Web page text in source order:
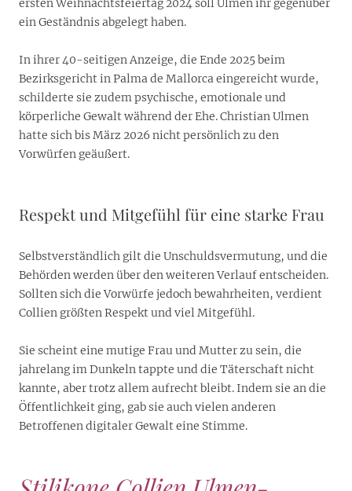
ersten Weihnachtsfeiertag 2024 soll Ulmen ihr gegenüber
ein Geständnis abgelegt haben.
In ihrer 40-seitigen Anzeige, die Ende 2025 beim
Bezirksgericht in Palma de Mallorca eingereicht wurde,
schilderte sie zudem psychische, emotionale und
körperliche Gewalt während der Ehe. Christian Ulmen
hatte sich bis März 2026 nicht persönlich zu den
Vorwürfen geäußert.
Respekt und Mitgefühl für eine starke Frau
Selbstverständlich gilt die Unschuldsvermutung, und die
Behörden werden über den weiteren Verlauf entscheiden.
Sollten sich die Vorwürfe jedoch bewahrheiten, verdient
Collien größten Respekt und viel Mitgefühl.
Sie scheint eine mutige Frau und Mutter zu sein, die
jahrelang im Dunkeln tappte und die Täterschaft nicht
kannte, aber trotz allem aufrecht bleibt. Indem sie an die
Öffentlichkeit ging, gab sie auch vielen anderen
Betroffenen digitaler Gewalt eine Stimme.